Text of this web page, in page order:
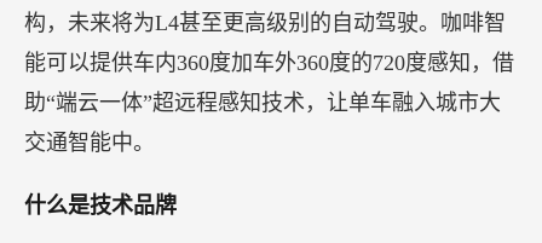
构，未来将为L4甚至更高级别的自动驾驶。咖啡智
能可以提供车内360度加车外360度的720度感知，借
助“端云一体”超远程感知技术，让单车融入城市大
交通智能中。
什么是技术品牌